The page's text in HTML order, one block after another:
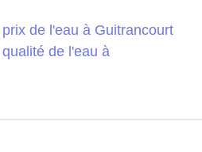
de l'eau à Guitrancourt
de l'eau à